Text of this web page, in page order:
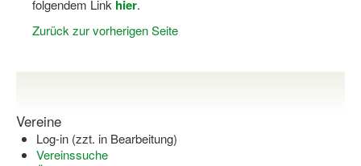
SportartCheck
NRW bewegt seine KINDER!
folgendem Link hier.
Zurück zur vorherigen Seite
Vereine
Log-in (zzt. in Bearbeitung)
Vereinssuche